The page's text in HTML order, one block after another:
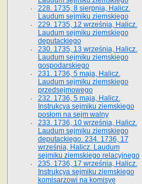
228. 1735, 8 sierpnia, Halicz.
Laudum sejmiku ziemskiego
229. 1735, 12 września, Halicz.
Laudum sejmiku ziemskiego
deputackiego
230. 1735, 13 września, Halicz.
Laudum sejmiku ziemskiego
gospodarskiego
231. 1736, 5 maja, Halicz.
Laudum sejmiku ziemskiego
przedsejmowego
232. 1736, 5 maja, Halicz.
Instrukcya sejmiku ziemskiego
posłom na sejm walny
233. 1736, 10 września, Halicz.
Laudum sejmiku ziemskiego
deputackiego. 234. 1736, 17
września, Halicz. Laudum
sejmiku ziemskiego relacyjnego
235. 1736, 17 września, Halicz.
Instrukcya sejmiku ziemskiego
komisarzowi na komisyę